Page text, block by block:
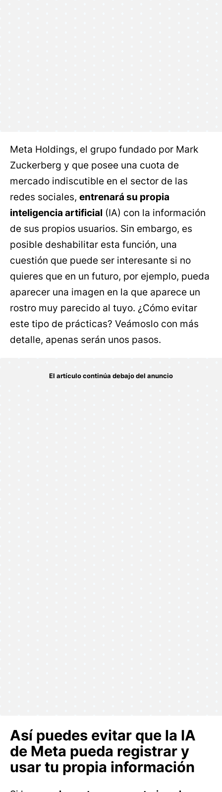
Meta Holdings, el grupo fundado por Mark
Zuckerberg y que posee una cuota de
mercado indiscutible en el sector de las
redes sociales, entrenará su propia
inteligencia artificial (IA) con la información
de sus propios usuarios. Sin embargo, es
posible deshabilitar esta función, una
cuestión que puede ser interesante si no
quieres que en un futuro, por ejemplo, pueda
aparecer una imagen en la que aparece un
rostro muy parecido al tuyo. ¿Cómo evitar
este tipo de prácticas? Veámoslo con más
detalle, apenas serán unos pasos.
Así puedes evitar que la IA
de Meta pueda registrar y
usar tu propia información